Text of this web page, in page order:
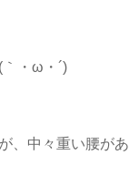
・ω・´)
、中々重い腰が